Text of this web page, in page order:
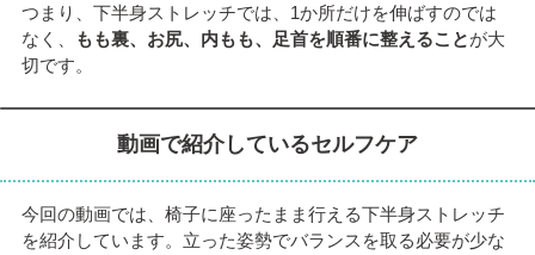
つまり、下半身ストレッチでは、1か所だけを伸ばすのでは
なく、
もも裏、お尻、内もも、足首を順番に整えることが大
切です。
動画で紹介しているセルフケア
今回の動画では、椅子に座ったまま行える下半身ストレッチ
を紹介しています。立った姿勢でバランスを取る必要が少な